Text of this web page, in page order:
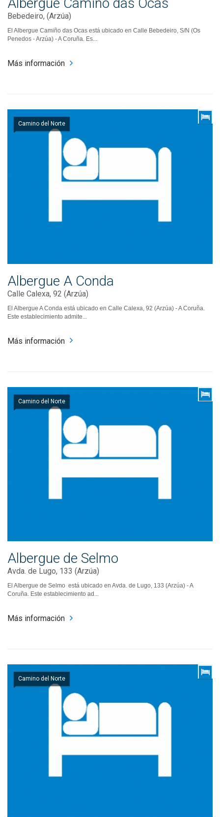
Bebedeiro, (Arzúa)
El Albergue Camiño das Ocas está ubicado en Calle Bebedeiro, S/N (Os
Penedos - Arzúa) - A Coruña. Es...
Más información
Camino del Norte
Albergue A Conda
Calle Calexa, 92 (Arzúa)
El Albergue A Conda está ubicado en Calle Calexa, 92 (Arzúa) - A Coruña.
Este establecimiento admite...
Más información
Camino del Norte
Albergue de Selmo
Avda. de Lugo, 133 (Arzúa)
El Albergue de Selmo está ubicado en Avda. de Lugo, 133 (Arzúa) - A
Coruña. Este establecimiento ad...
Más información
Camino del Norte